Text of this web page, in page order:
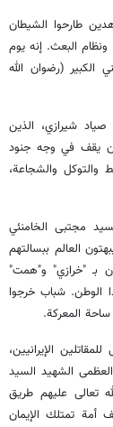
ببسالة مجاهدين طارحوا الشيطان
البعث. إنه يوم
الكبير (رضوان الله
شيرازي، الذين
أن يقف في وجه جنود
والتوكل والشجاعة،
مجتبى الخامنئي
العالم ببسالتهم
بـ "خرازي" و"همت"
الوطن. شباب خرجوا
المعركة.
الإيرانيين،
العظمى الشهيد السيد
تعالى عليهم طريق
أمة تمتلك الإيمان